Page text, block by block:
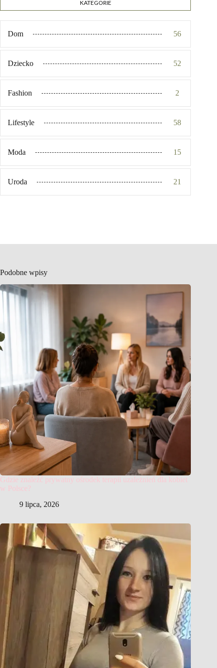
KATEGORIE
Dom 56
Dziecko 52
Fashion 2
Lifestyle 58
Moda 15
Uroda 21
Podobne wpisy
Gdzie znaleźć prywatny ośrodek terapii uzależnień dla kobiet
w Polsce?
9 lipca, 2026